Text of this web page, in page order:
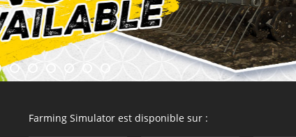
Farming Simulator est disponible sur :